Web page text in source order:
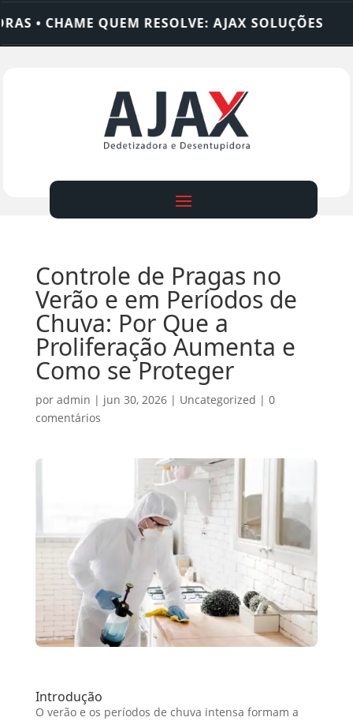
QUEM RESOLVE: AJAX SOLUÇÕES
Controle de Pragas no
Verão e em Períodos de
Chuva: Por Que a
Proliferação Aumenta e
Como se Proteger
por admin | jun 30, 2026| Uncategorized | 0
comentários
Introdução
O verão e os períodos de chuva intensa formam a